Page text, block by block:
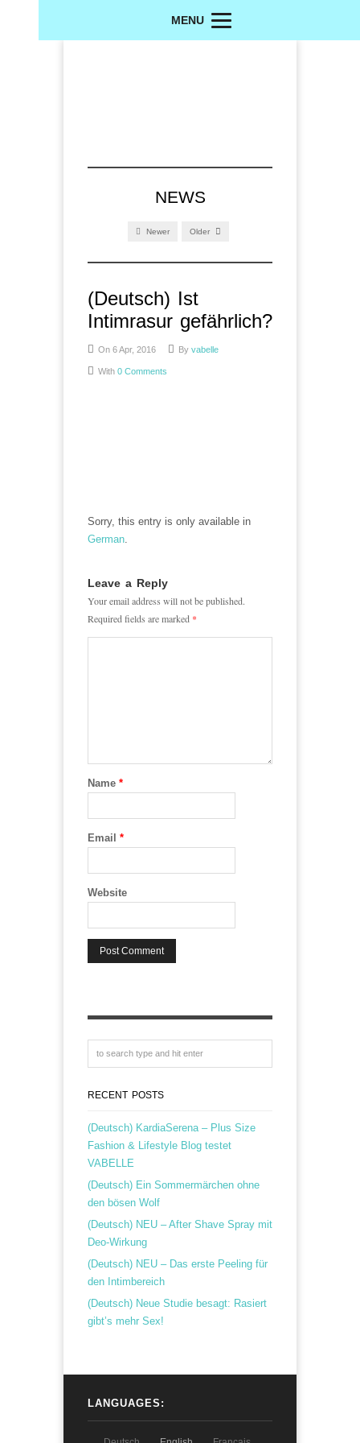
NEWS
Newer Older
(Deutsch) Ist
Intimrasur gefährlich?
On 6 Apr, 2016 By vabelle
With 0 Comments
Sorry, this entry is only available in
German.
Leave a Reply
Your email address will not be published.
Required fields are marked *
Name *
Email *
Website
RECENT POSTS
(Deutsch) KardiaSerena – Plus Size
Fashion & Lifestyle Blog testet
VABELLE
(Deutsch) Ein Sommermärchen ohne
den bösen Wolf
(Deutsch) NEU – After Shave Spray mit
Deo-Wirkung
(Deutsch) NEU – Das erste Peeling für
den Intimbereich
(Deutsch) Neue Studie besagt: Rasiert
gibt’s mehr Sex!
LANGUAGES:
MENU